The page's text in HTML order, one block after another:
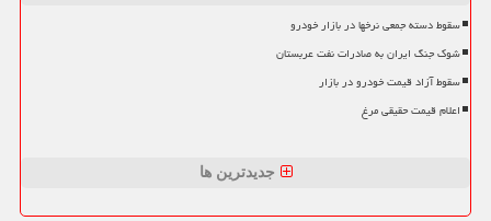
سقوط دسته جمعی نرخها در بازار خودرو
شوک جنگ ایران به صادرات نفت عربستان
سقوط آزاد قیمت خودرو در بازار
اعلام قیمت حقیقی مرغ
جدیدترین ها